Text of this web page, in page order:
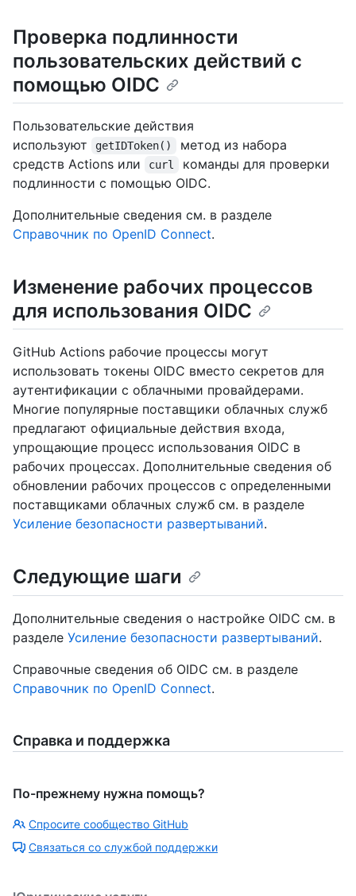
Проверка подлинности
пользовательских действий с
помощью OIDC
Пользовательские действия
используют
getIDToken()
метод из набора
средств Actions или
curl
команды для проверки
подлинности с помощью OIDC.
Дополнительные сведения см. в разделе
Справочник по OpenID Connect.
Изменение рабочих процессов
для использования OIDC
GitHub Actions рабочие процессы могут
использовать токены OIDC вместо секретов для
аутентификации с облачными провайдерами.
Многие популярные поставщики облачных служб
предлагают официальные действия входа,
упрощающие процесс использования OIDC в
рабочих процессах. Дополнительные сведения об
обновлении рабочих процессов с определенными
поставщиками облачных служб см. в разделе
Усиление безопасности развертываний.
Следующие шаги
Дополнительные сведения о настройке OIDC см. в
разделе Усиление безопасности развертываний.
Справочные сведения об OIDC см. в разделе
Справочник по OpenID Connect.
Справка и поддержка
По-прежнему нужна помощь?
Спросите сообщество GitHub
Связаться со службой поддержки